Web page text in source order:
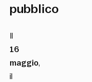
pubblico
16
maggio,
il